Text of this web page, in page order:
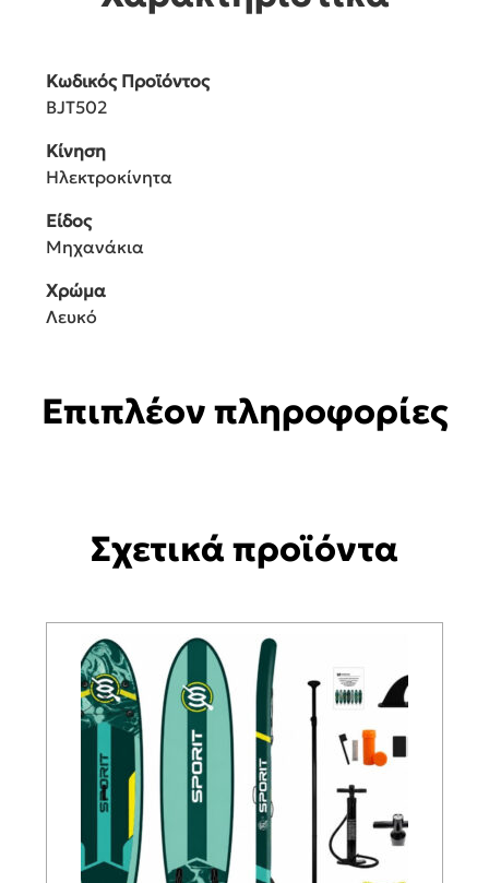
Κωδικός Προϊόντος
BJT502
Κίνηση
Ηλεκτροκίνητα
Είδος
Μηχανάκια
Χρώμα
Λευκό
Επιπλέον πληροφορίες
Σχετικά προϊόντα